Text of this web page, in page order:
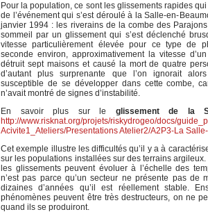
Pour la population, ce sont les glissements rapides
de l’événement qui s’est déroulé à la Salle-en-
janvier 1994 : les riverains de la combe des
sommeil par un glissement qui s’est déclenché
vitesse particulièrement élevée pour ce type de
seconde environ, approximativement la vitesse
détruit sept maisons et causé la mort de quatre
d’autant plus surprenante que l’on ignorait
susceptible de se développer dans cette combe,
n’avait montré de signes d’instabilité.
En savoir plus sur le glissement de la
http://www.risknat.org/projets/riskydrogeo/docs/
Acivite1_Ateliers/Presentations Atelier2/A2P3-La
Cet exemple illustre les difficultés qu’il y a à
sur les populations installées sur des terrains
les glissements peuvent évoluer à l’échelle des
n’est pas parce qu’un secteur ne présente pas de
dizaines d’années qu’il est réellement stable.
phénomènes peuvent être très destructeurs, on ne
quand ils se produiront.